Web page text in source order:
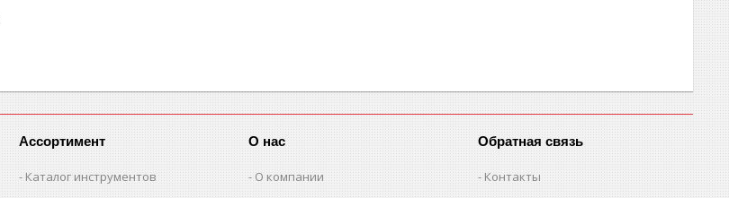
Ассортимент
Каталог инструментов
О нас
О компании
Обратная связь
Контакты